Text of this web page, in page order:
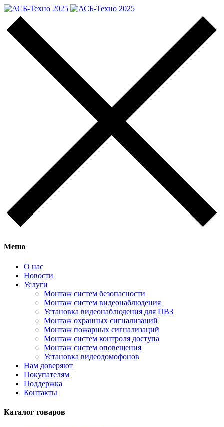
Меню
О нас
Новости
Услуги
Монтаж систем безопасности
Монтаж систем видеонаблюдения
Установка видеонаблюдения для ПВЗ
Монтаж охранных сигнализаций
Монтаж пожарных сигнализаций
Монтаж систем контроля доступа
Монтаж систем оповещения
Установка видеодомофонов
Нам доверяют
Покупателям
Поддержка
Контакты
Каталог товаров